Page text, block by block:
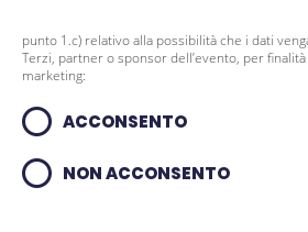
punto 1.c) relativo alla possibilità che i dati
Terzi, partner o sponsor dell’evento, per
marketing:
ACCONSENTO
NON ACCONSENTO